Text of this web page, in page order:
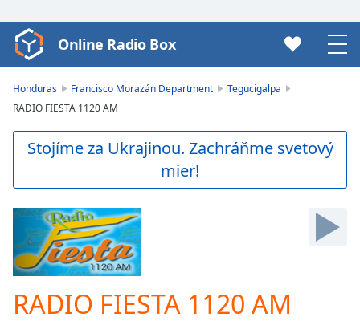
Video
Player
loading.
Video
Backward
Forward
Mute
Current
Time0:00
Duration-:-
Online Radio Box
Honduras Francisco Morazán Department
Tegucigalpa
RADIO FIESTA 1120 AM
Stojíme za Ukrajinou. Zachráňme svetový
mier!
RADIO FIESTA 1120 AM